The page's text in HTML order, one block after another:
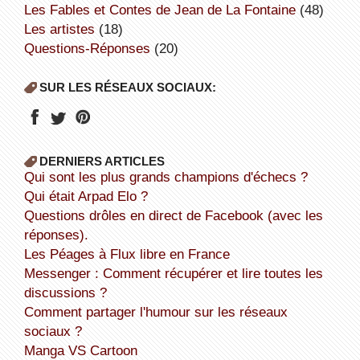
Les Fables et Contes de Jean de La Fontaine(48)
Les artistes (18)
Questions-Réponses (20)
SUR LES RÉSEAUX SOCIAUX:
DERNIERS ARTICLES
Qui sont les plus grands champions d'échecs ?
Qui était Arpad Elo ?
Questions drôles en direct de Facebook (avec les
réponses).
Les Péages à Flux libre en France
Messenger : Comment récupérer et lire toutes les
discussions ?
Comment partager l'humour sur les réseaux
sociaux ?
Manga VS Cartoon